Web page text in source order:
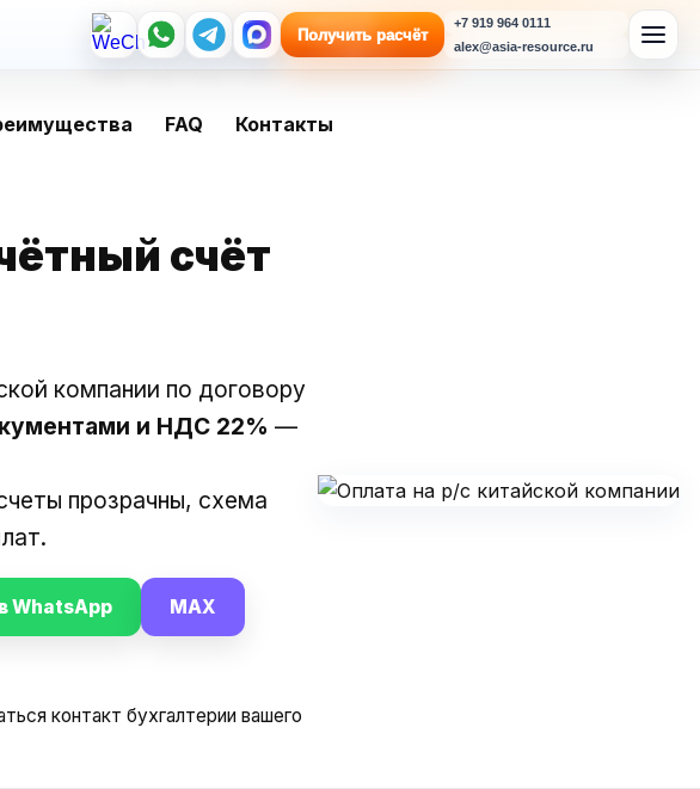
Получить расчёт
+7 919 964 0111
alex@asia-resource.ru
FAQ Контакты
счёт
компании по договору
и НДС 22% —
прозрачны, схема
WhatsApp MAX
контакт бухгалтерии вашего